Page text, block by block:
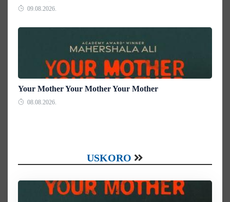
09.08.2026.
Your Mother Your Mother Your Mother
08.08.2026.
USKORO